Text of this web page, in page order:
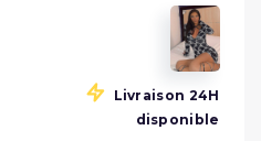
Livraison 24H
disponible